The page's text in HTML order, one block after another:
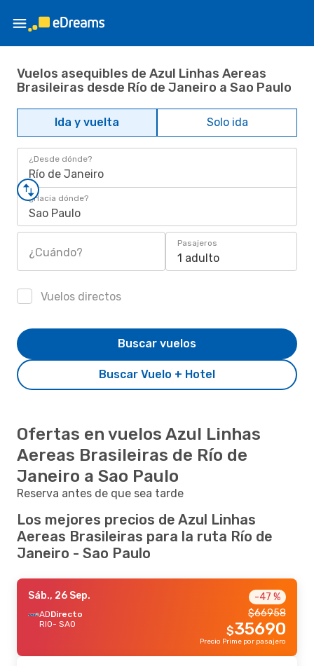
Vuelos asequibles de Azul Linhas Aereas
Brasileiras desde Río de Janeiro a Sao Paulo
Ida y vuelta Solo ida
¿Desde dónde?
Río de Janeiro
¿Hacia dónde?
Sao Paulo
¿Cuándo?
Pasajeros
1 adulto
Vuelos directos
Buscar Vuelo + Hotel
Buscar vuelos
Ofertas en vuelos Azul Linhas
Aereas Brasileiras de Río de
Janeiro a Sao Paulo
Reserva antes de que sea tarde
Los mejores precios de Azul Linhas
Aereas Brasileiras para la ruta Río de
Janeiro - Sao Paulo
Sáb., 26 Sep.
ADDirecto
RIO- SAO
-47 %
66958
$
35690
$
Precio Prime por pasajero